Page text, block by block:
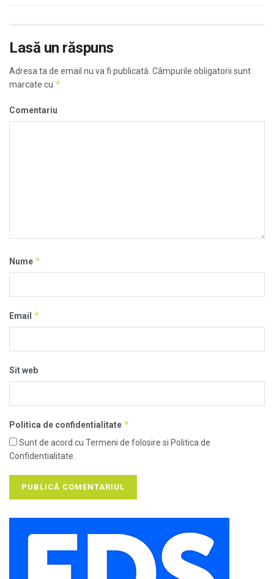
Lasă un răspuns
Adresa ta de email nu va fi publicată. Câmpurile obligatorii sunt
marcate cu *
Comentariu
Nume *
Email *
Sit web
Politica de confidentialitate *
Sunt de acord cu Termeni de folosire si Politica de
Confidentialitate.